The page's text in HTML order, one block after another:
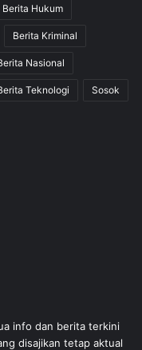
Berita Hukum
Berita Kriminal
Nasional
Teknologi Sosok